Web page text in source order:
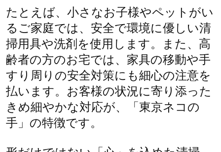
たとえば、小さなお子様やペットがい
るご家庭では、安全で環境に優しい清
掃用具や洗剤を使用します。また、高
齢者の方のお宅では、家具の移動や手
すり周りの安全対策にも細心の注意を
払います。お客様の状況に寄り添った
きめ細やかな対応が、「東京ネコの
手」の特徴です。